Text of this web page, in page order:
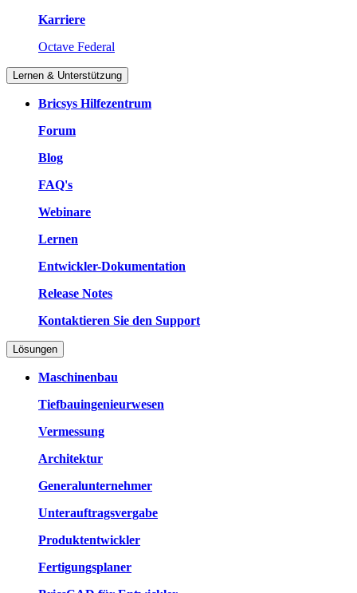
Karriere
Octave Federal
Lernen & Unterstützung
Bricsys Hilfezentrum
Forum
Blog
FAQ's
Webinare
Lernen
Entwickler-Dokumentation
Release Notes
Kontaktieren Sie den Support
Lösungen
Maschinenbau
Tiefbauingenieurwesen
Vermessung
Architektur
Generalunternehmer
Unterauftragsvergabe
Produktentwickler
Fertigungsplaner